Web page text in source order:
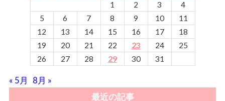
1
2 3
4
5
6 7 8 9 10
11
12
13 14 15 16 17
18
19
20 21 22 23 24
25
26
27 28 29 30 31
« 5月
8月 »
最近の記事